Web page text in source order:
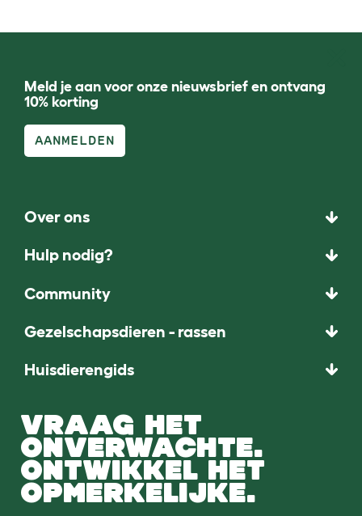
Meld je aan voor onze nieuwsbrief en ontvang
10% korting
AANMELDEN
Over ons
Hulp nodig?
Community
Gezelschapsdieren - rassen
Huisdierengids
VRAAG HET
ONVERWACHTE.
ONTWIKKEL HET
OPMERKELIJKE.